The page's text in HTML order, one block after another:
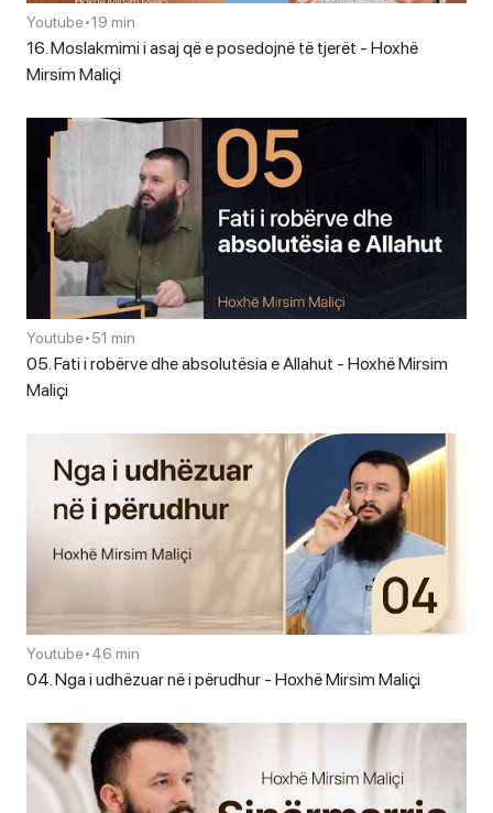
Youtube•19 min
16. Moslakmimi i asaj që e posedojnë të tjerët - Hoxhë
Mirsim Maliçi
Youtube•51 min
05. Fati i robërve dhe absolutësia e Allahut - Hoxhë Mirsim
Maliçi
Youtube•46 min
04. Nga i udhëzuar në i përudhur - Hoxhë Mirsim Maliçi